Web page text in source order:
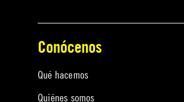
Conócenos
Qué hacemos
Quiénes somos